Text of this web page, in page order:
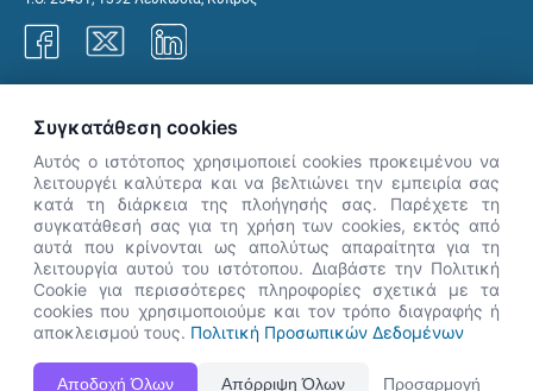
Η Ιστοσελίδα ΑνΑΔ είναι πλήρως συμβατή με τις νεότερες εκδόσεις, Google Chrome, Mozilla Firefox,
Apple Safari καθώς και Internet Explorer.
👋 Καλώς ήρθες! Είμαι η Νόησις.
Πες μου πώς μπορώ να σε βοηθήσω
σήμερα.
Συγκατάθεση cookies
Αυτός ο ιστότοπος χρησιμοποιεί cookies προκειμένου να
λειτουργέι καλύτερα και να βελτιώνει την εμπειρία σας
κατά τη διάρκεια της πλοήγησής σας. Παρέχετε τη
συγκατάθεσή σας για τη χρήση των cookies, εκτός από
αυτά που κρίνονται ως απολύτως απαραίτητα για τη
λειτουργία αυτού του ιστότοπου. Διαβάστε την Πολιτική
Cookie για περισσότερες πληροφορίες σχετικά με τα
cookies που χρησιμοποιούμε και τον τρόπο διαγραφής ή
αποκλεισμού τους. Πολιτική Προσωπικών Δεδομένων
Αποδοχή Όλων Απόρριψη Όλων Προσαρμογή